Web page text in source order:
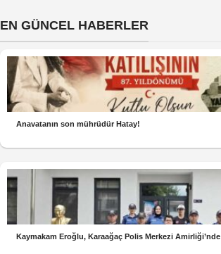
EN GÜNCEL HABERLER
Anavatanın son mührüdür Hatay!
Kaymakam Eroğlu, Karaağaç Polis Merkezi Amirliği’nde